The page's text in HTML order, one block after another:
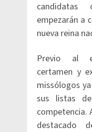
candidatas
empezarán a
nueva reina
Previo al
certamen y
missólogos
sus listas
competencia.
destacado